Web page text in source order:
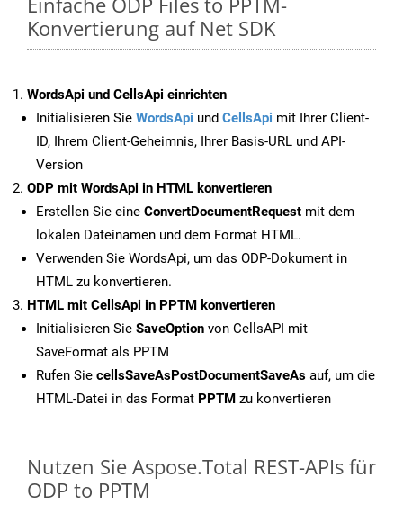
Konvertierung auf Net SDK
WordsApi und CellsApi einrichten
Initialisieren Sie WordsApi und CellsApi mit Ihrer Client-
ID, Ihrem Client-Geheimnis, Ihrer Basis-URL und API-
Version
ODP mit WordsApi in HTML konvertieren
Erstellen Sie eine ConvertDocumentRequest mit dem
lokalen Dateinamen und dem Format HTML.
Verwenden Sie WordsApi, um das ODP-Dokument in
HTML zu konvertieren.
HTML mit CellsApi in PPTM konvertieren
Initialisieren Sie SaveOption von CellsAPI mit
SaveFormat als PPTM
Rufen Sie cellsSaveAsPostDocumentSaveAs auf, um die
HTML-Datei in das Format PPTM zu konvertieren
Nutzen Sie Aspose.Total REST-APIs für
ODP to PPTM